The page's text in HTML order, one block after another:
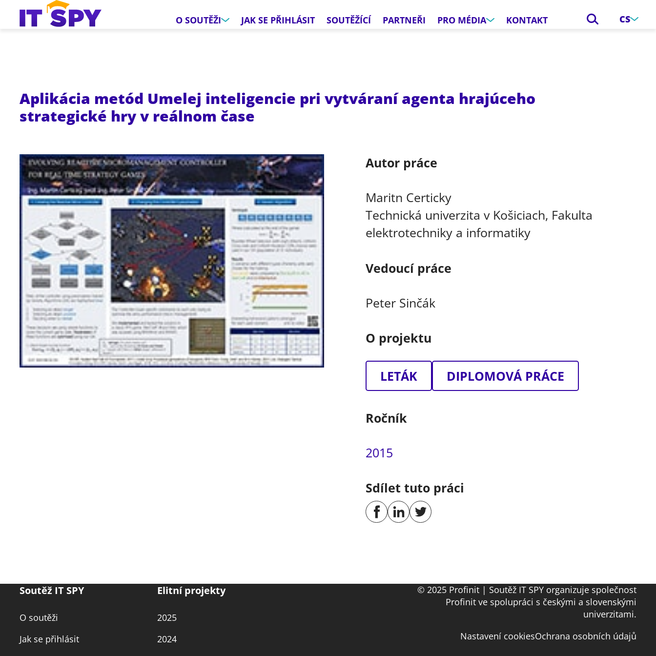
O SOUTĚŽI JAK SE PŘIHLÁSIT SOUTĚŽÍCÍ PARTNEŘI PRO MÉDIA KONTAKT CS
Aplikácia metód Umelej inteligencie pri vytváraní agenta hrajúceho
strategické hry v reálnom čase
Autor práce
Maritn Certicky
Technická univerzita v Košiciach, Fakulta
elektrotechniky a informatiky
Vedoucí práce
Peter Sinčák
O projektu
LETÁK DIPLOMOVÁ PRÁCE
Ročník
2015
Sdílet tuto práci
Soutěž IT SPY
O soutěži
Jak se přihlásit
Elitní projekty
2025
2024
© 2025 Profinit | Soutěž IT SPY organizuje společnost
Profinit ve spolupráci s českými a slovenskými
univerzitami.
Nastavení cookiesOchrana osobních údajů